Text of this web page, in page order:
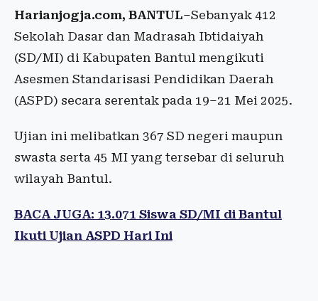
Harianjogja.com, BANTUL–Sebanyak 412
Sekolah Dasar dan Madrasah Ibtidaiyah
(SD/MI) di Kabupaten Bantul mengikuti
Asesmen Standarisasi Pendidikan Daerah
(ASPD) secara serentak pada 19–21 Mei 2025.
Ujian ini melibatkan 367 SD negeri maupun
swasta serta 45 MI yang tersebar di seluruh
wilayah Bantul.
BACA JUGA: 13.071 Siswa SD/MI di Bantul
Ikuti Ujian ASPD Hari Ini